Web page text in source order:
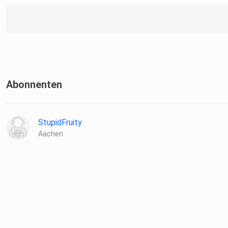
Abonnenten
StupidFruity
Aachen